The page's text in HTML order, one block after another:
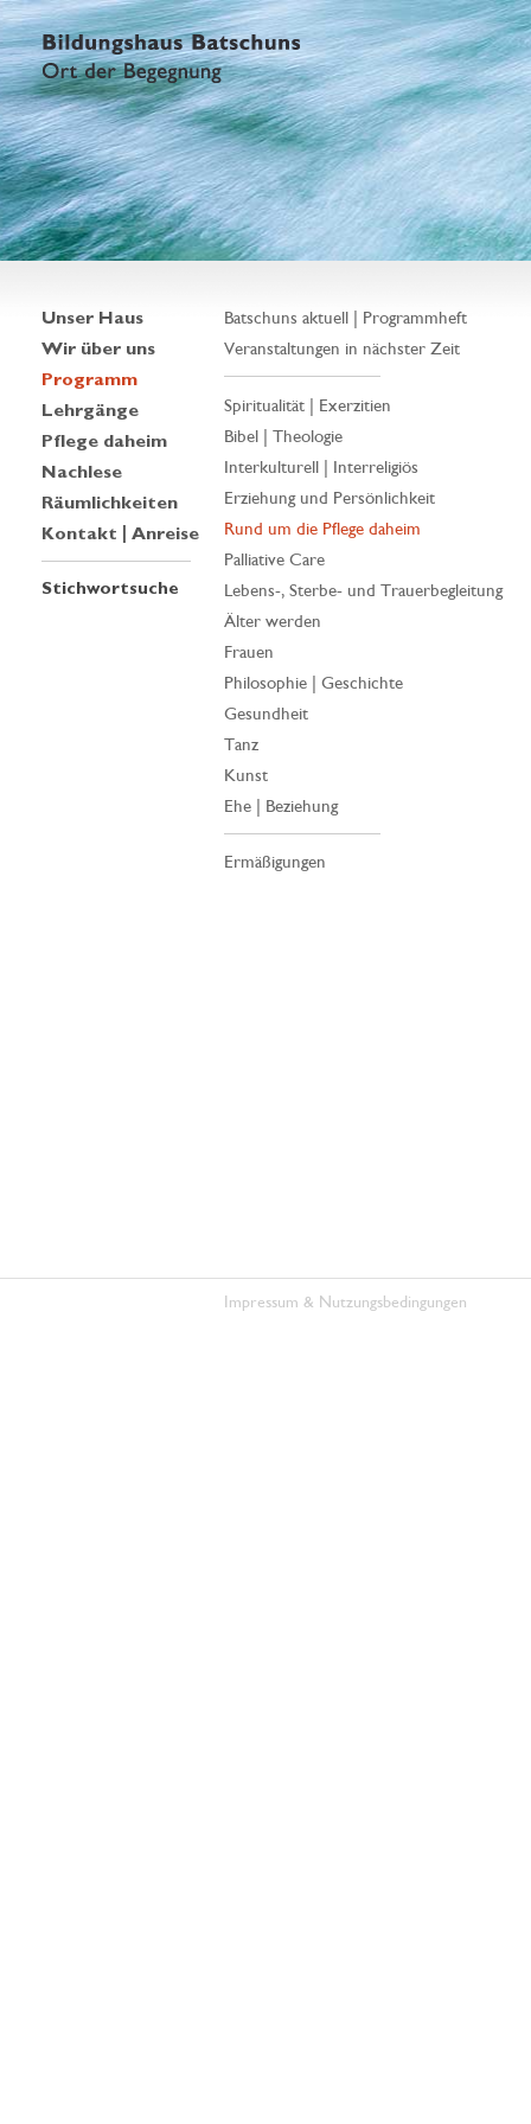
Unser Haus
Wir über uns
Programm
Lehrgänge
Pflege daheim
Nachlese
Räumlichkeiten
Kontakt | Anreise
Stichwortsuche
Batschuns aktuell | Programmheft
Veranstaltungen in nächster Zeit
Spiritualität | Exerzitien
Bibel | Theologie
Interkulturell | Interreligiös
Erziehung und Persönlichkeit
Rund um die Pflege daheim
Palliative Care
Lebens-, Sterbe- und Trauerbegleitung
Älter werden
Frauen
Philosophie | Geschichte
Gesundheit
Tanz
Kunst
Ehe | Beziehung
Ermäßigungen
Impressum & Nutzungsbedingungen